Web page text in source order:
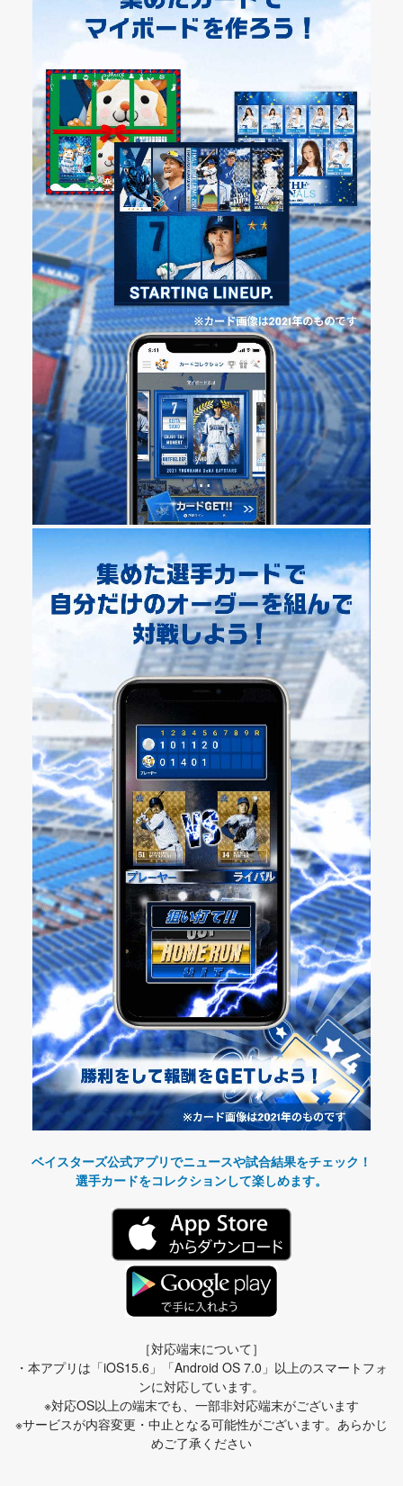
ベイスターズ公式アプリでニュースや試合結果をチェック！
選手カードをコレクションして楽しめます。
［対応端末について］
・本アプリは「iOS15.6」「Android OS 7.0」以上のスマートフォ
ンに対応しています。
※対応OS以上の端末でも、一部非対応端末がございます
※サービスが内容変更・中止となる可能性がございます。あらかじ
めご了承ください